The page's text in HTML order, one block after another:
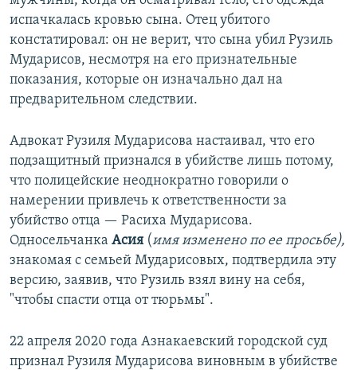
испачкалась кровью сына. Отец убитого
констатировал: он не верит, что сына убил Рузиль
Мударисов, несмотря на его признательные
показания, которые он изначально дал на
предварительном следствии.
Адвокат Рузиля Мударисова настаивал, что его
подзащитный признался в убийстве лишь потому,
что полицейские неоднократно говорили о
намерении привлечь к ответственности за
убийство отца — Расиха Мударисова.
Односельчанка Асия (имя изменено по ее просьбе),
знакомая с семьей Мударисовых, подтвердила эту
версию, заявив, что Рузиль взял вину на себя,
"чтобы спасти отца от тюрьмы".
22 апреля 2020 года Азнакаевский городской суд
признал Рузиля Мударисова виновным в убийстве